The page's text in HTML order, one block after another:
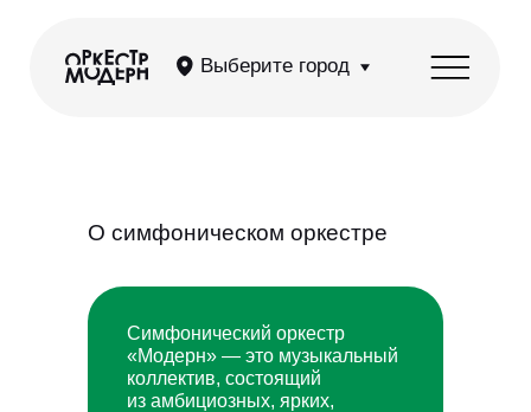
Симфонический оркестр
«Модерн» — это музыкальный
коллектив, состоящий
из амбициозных, ярких,
О симфоническом оркестре